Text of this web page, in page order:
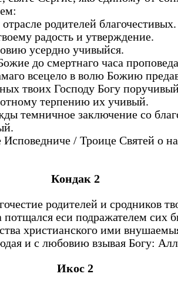
родителей
радость и утверждение.
усердно учивыйся.
до смертнаго часа
всецело в волю Божию
твоих Господу Богу
терпению их учивый.
темничное заключение со
Исповедниче / Троице Святей о
Кондак 2
родителей и сродников
потщался еси подражателем сих
христианского ими
и с любовию взывая Богу:
Икос 2